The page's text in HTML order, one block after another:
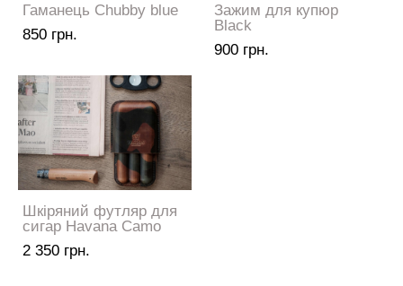
Гаманець Chubby blue
850 грн.
Зажим для купюр
Black
900 грн.
Шкіряний футляр для
сигар Havana Camo
2 350 грн.